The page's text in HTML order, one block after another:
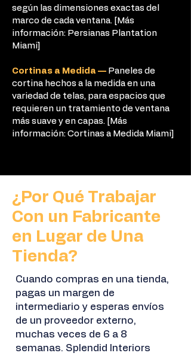
según las dimensiones exactas del
marco de cada ventana. [Más
información: Persianas Plantation
Miami]
Cortinas a Medida — Paneles de
cortina hechos a la medida en una
variedad de telas, para espacios que
requieren un tratamiento de ventana
más suave y en capas. [Más
información: Cortinas a Medida Miami]
¿Por Qué Trabajar
Con un Fabricante
en Lugar de Una
Tienda?
Cuando compras en una tienda,
pagas un margen de
intermediario y esperas envíos
de un proveedor externo,
muchas veces de 6 a 8
semanas. Splendid Interiors